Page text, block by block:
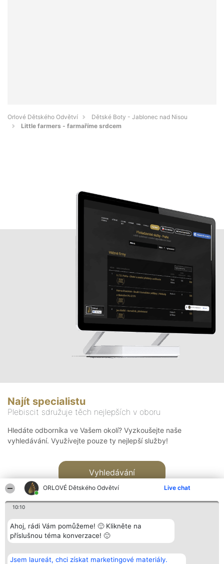
ORLOVÉ Dětského Odvětví Live chat
10:10
Ahoj, rádi Vám pomůžeme! 🙂 Klikněte na
příslušnou téma konverzace! 🙂
Jsem laureát, chci získat marketingové materiály.
Orlové Dětského Odvětví
Dětské Boty - Jablonec nad Nisou
Little farmers - farmaříme srdcem
Najít specialistu
Plebiscit sdružuje těch nejlepších v oboru
Hledáte odborníka ve Vašem okolí? Vyzkoušejte naše
vyhledávání. Využívejte pouze ty nejlepší služby!
Vyhledávání
Bright Side Solutions sp. z o.
o. sp. k.
Vítězové
Seznam všech
Kontakt